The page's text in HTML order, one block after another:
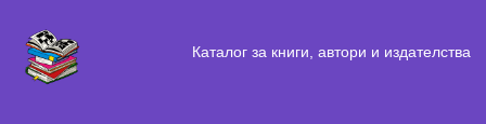
Каталог за книги, автори и издателства